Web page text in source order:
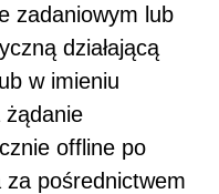
zadaniowym lub
działającą
w imieniu
żądanie
offline po
za pośrednictwem